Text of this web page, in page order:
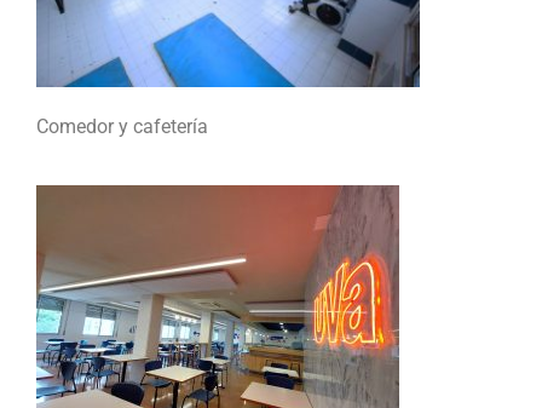
Comedor y cafetería